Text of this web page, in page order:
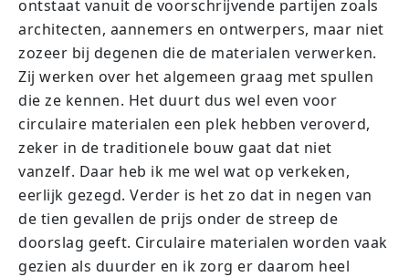
ontstaat vanuit de voorschrijvende partijen zoals
architecten, aannemers en ontwerpers, maar niet
zozeer bij degenen die de materialen verwerken.
Zij werken over het algemeen graag met spullen
die ze kennen. Het duurt dus wel even voor
circulaire materialen een plek hebben veroverd,
zeker in de traditionele bouw gaat dat niet
vanzelf. Daar heb ik me wel wat op verkeken,
eerlijk gezegd. Verder is het zo dat in negen van
de tien gevallen de prijs onder de streep de
doorslag geeft. Circulaire materialen worden vaak
gezien als duurder en ik zorg er daarom heel